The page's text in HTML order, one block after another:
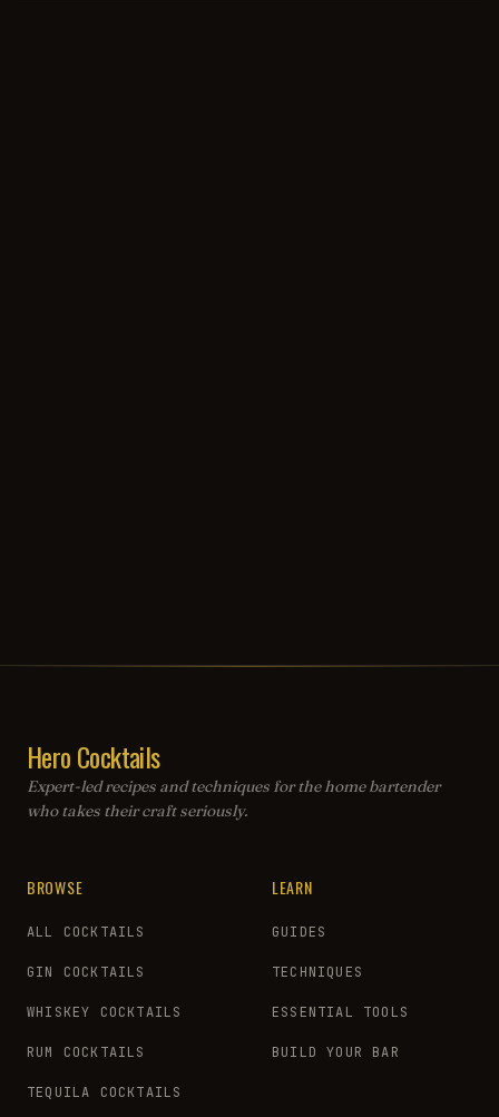
Hero Cocktails
Expert-led recipes and techniques for the home bartender
who takes their craft seriously.
BROWSE
ALL COCKTAILS
GIN COCKTAILS
WHISKEY COCKTAILS
RUM COCKTAILS
TEQUILA COCKTAILS
LEARN
GUIDES
TECHNIQUES
ESSENTIAL TOOLS
BUILD YOUR BAR